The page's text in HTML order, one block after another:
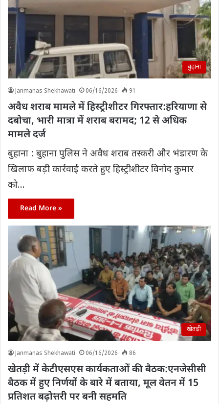
बुहाना
Janmanas Shekhawati 06/16/2026 91
अवैध शराब मामले में हिस्ट्रीशीटर गिरफ्तार:हरियाणा से
दबोचा, भारी मात्रा में शराब बरामद; 12 से अधिक
मामले दर्ज
बुहाना : बुहाना पुलिस ने अवैध शराब तस्करी और भंडारण के
खिलाफ बड़ी कार्रवाई करते हुए हिस्ट्रीशीटर विनोद कुमार
को…
Read More »
खेतड़ी
Janmanas Shekhawati 06/16/2026 86
खेतड़ी में केटीएसएस कार्यकताओं की बैठक:एनजेसीसी
बैठक में हुए निर्णयों के बारे में बताया, मूल वेतन में 15
प्रतिशत बढ़ोत्तरी पर बनी सहमति